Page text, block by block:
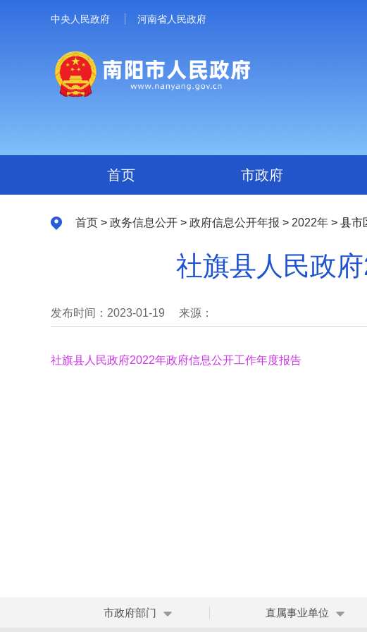
中央人民政府 河南省人民政府
首页 市政府
首页 > 政务信息公开 > 政府信息公开年报 > 2022年 > 县市
社旗县人民政
发布时间：2023-01-19 来源：
社旗县人民政府2022年政府信息公开工作年度报告
市政府部门 直属事业单位